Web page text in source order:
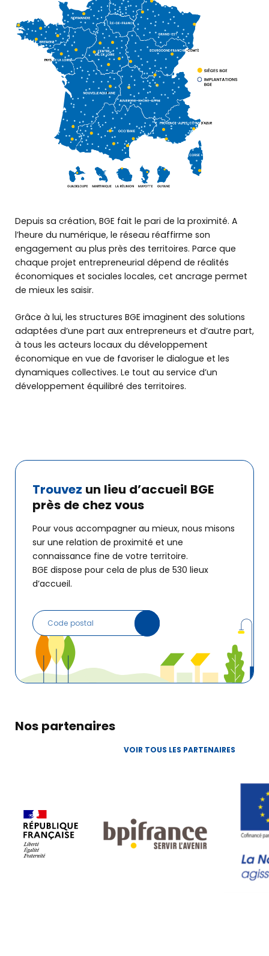
Depuis sa création, BGE fait le pari de la proximité. A
l’heure du numérique, le réseau réaffirme son
engagement au plus près des territoires. Parce que
chaque projet entrepreneurial dépend de réalités
économiques et sociales locales, cet ancrage permet
de mieux les saisir.
Grâce à lui, les structures BGE imaginent des solutions
adaptées d’une part aux entrepreneurs et d’autre part,
à tous les acteurs locaux du développement
économique en vue de favoriser le dialogue et les
dynamiques collectives. Le tout au service d’un
développement équilibré des territoires.
Trouvez un lieu d’accueil BGE
près de chez vous
Pour vous accompagner au mieux, nous misons
sur une relation de proximité et une
connaissance fine de votre territoire.
BGE dispose pour cela de plus de 530 lieux
d’accueil.
Nos partenaires
VOIR TOUS LES PARTENAIRES